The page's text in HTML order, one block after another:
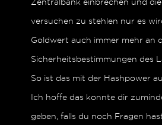
versuchen zu stehlen nur es
Goldwert auch immer mehr an
Sicherheitsbestimmungen des
So ist das mit der Hashpower
Ich hoffe das konnte dir
geben, falls du noch Fragen